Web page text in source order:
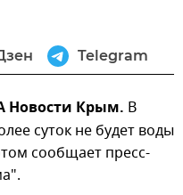
Telegram
Новости Крым. В
суток не будет воды
сообщает пресс-